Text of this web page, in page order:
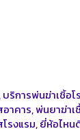
บริการพ่นฆ่าเชิ้อ
อาคาร,พ่นยาฆ่าเ
รงแรม,ยี่ห้อไหน